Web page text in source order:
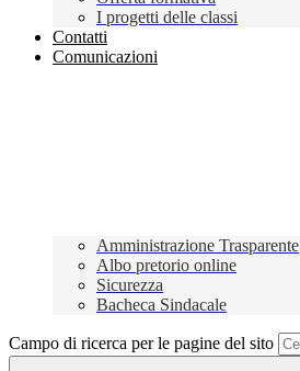
I progetti delle classi
Contatti
Comunicazioni
Amministrazione Trasparente
Albo pretorio online
Sicurezza
Bacheca Sindacale
Campo di ricerca per le pagine del sito